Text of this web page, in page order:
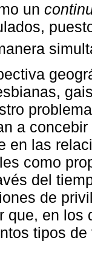
un
a
en las
como
del
de
que, en los
tipos